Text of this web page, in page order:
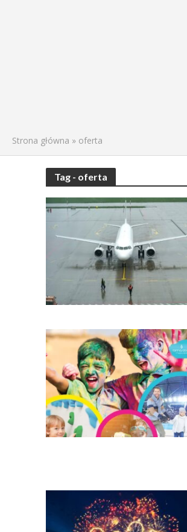
Strona główna » oferta
Tag - oferta